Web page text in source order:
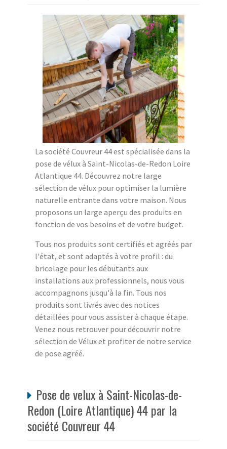
La société Couvreur 44 est spécialisée dans la
pose de vélux à Saint-Nicolas-de-Redon Loire
Atlantique 44. Découvrez notre large
sélection de vélux pour optimiser la lumière
naturelle entrante dans votre maison. Nous
proposons un large aperçu des produits en
fonction de vos besoins et de votre budget.
Tous nos produits sont certifiés et agréés par
l'état, et sont adaptés à votre profil : du
bricolage pour les débutants aux
installations aux professionnels, nous vous
accompagnons jusqu'à la fin. Tous nos
produits sont livrés avec des notices
détaillées pour vous assister à chaque étape.
Venez nous retrouver pour découvrir notre
sélection de Vélux et profiter de notre service
de pose agréé.
Pose de velux à Saint-Nicolas-de-
Redon (Loire Atlantique) 44 par la
société Couvreur 44